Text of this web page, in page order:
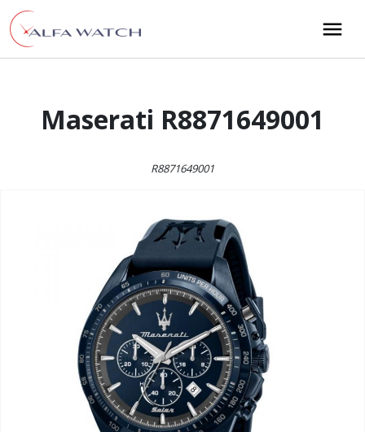
Przejdź do treści
Main Navigation
Maserati R8871649001
R8871649001